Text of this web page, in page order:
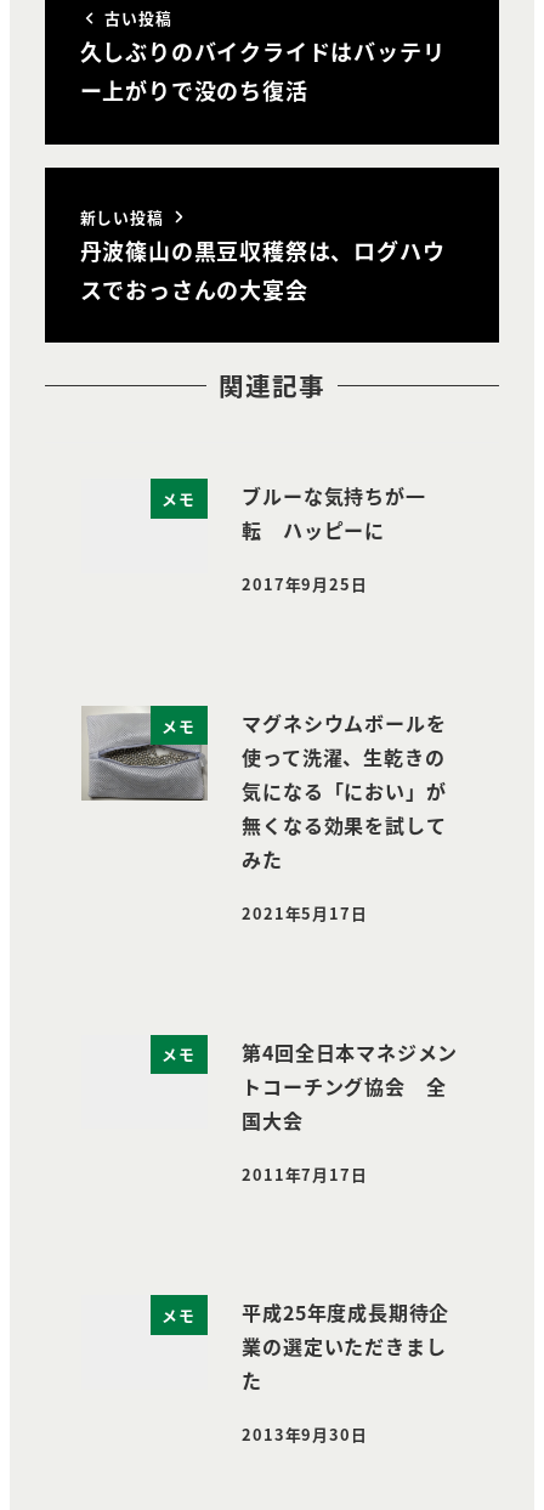
古い投稿
久しぶりのバイクライドはバッテリ
ー上がりで没のち復活
新しい投稿
丹波篠山の黒豆収穫祭は、ログハウ
スでおっさんの大宴会
関連記事
メモ
ブルーな気持ちが一
転 ハッピーに
投稿日
2017年9月25日
メモ
マグネシウムボールを
使って洗濯、生乾きの
気になる「におい」が
無くなる効果を試して
みた
投稿日
2021年5月17日
メモ
第4回全日本マネジメン
トコーチング協会 全
国大会
投稿日
2011年7月17日
メモ
平成25年度成長期待企
業の選定いただきまし
た
投稿日
2013年9月30日